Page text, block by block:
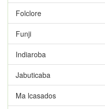
Folclore
Funji
Indiaroba
Jabuticaba
Ma lcasados